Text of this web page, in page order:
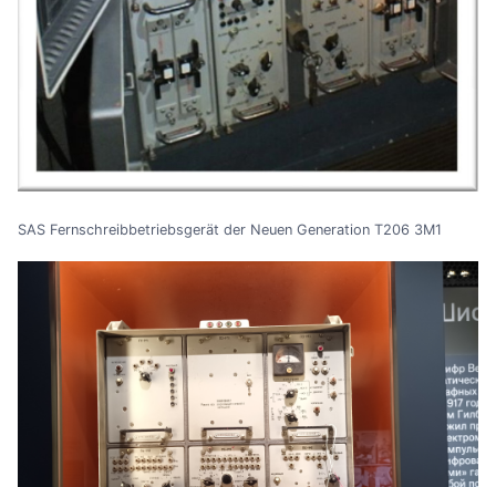
SAS Fernschreibbetriebsgerät der Neuen Generation T206 3M1